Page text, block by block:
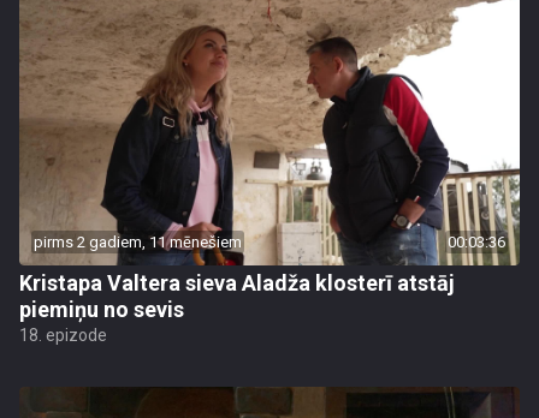
pirms 2 gadiem, 11 mēnešiem 00:03:36
Kristapa Valtera sieva Aladža klosterī atstāj
piemiņu no sevis
18. epizode